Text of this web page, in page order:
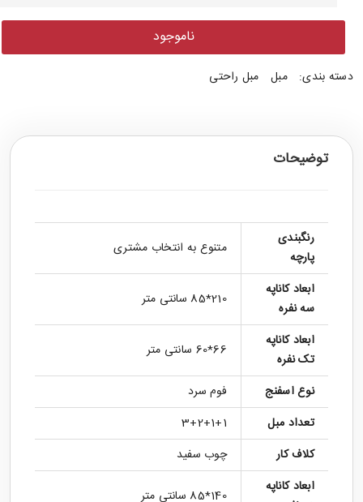
ناموجود
دسته بندی: مبل مبل راحتی
توضیحات
رنگبندی
پارچه
متنوع به انتخاب مشتری
ابعاد کاناپه
سه نفره
210*85 سانتی متر
ابعاد کاناپه
تک نفره
66*60 سانتی متر
نوع اسفنج
فوم سرد
تعداد مبل
3+2+1+1
کلاف کار
چوب سفید
ابعاد کاناپه
140*85 سانتی متر